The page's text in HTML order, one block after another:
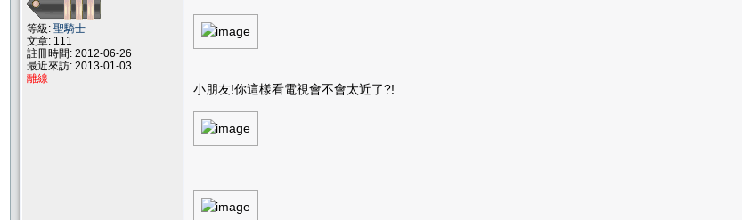
等級: 聖騎士
文章: 111
註冊時間: 2012-06-26
最近來訪: 2013-01-03
離線
小朋友!你這樣看電視會不會太近了?!